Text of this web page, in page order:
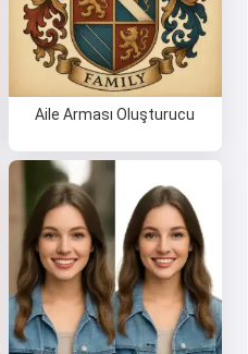
Aile Arması Oluşturucu
👋
şiirler ve
🥰